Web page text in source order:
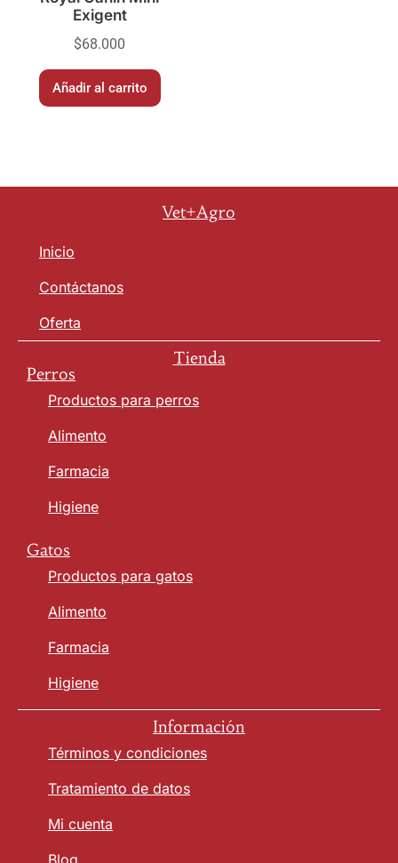
Exigent
$68.000
Añadir al carrito
Vet+Agro
Inicio
Contáctanos
Oferta
Tienda
Perros
Productos para perros
Alimento
Farmacia
Higiene
Gatos
Productos para gatos
Alimento
Farmacia
Higiene
Información
Términos y condiciones
Tratamiento de datos
Mi cuenta